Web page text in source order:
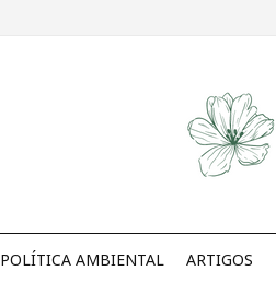
POLÍTICA AMBIENTAL ARTIGOS